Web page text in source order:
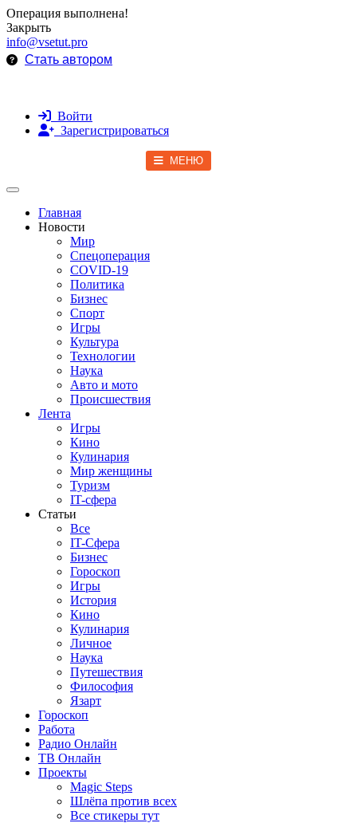
Операция выполнена!
Закрыть
info@vsetut.pro
Стать автором
Войти
Зарегистрироваться
МЕНЮ
Toggle navigation
Главная
Новости
Мир
Спецоперация
COVID-19
Политика
Бизнес
Спорт
Игры
Культура
Технологии
Наука
Авто и мото
Происшествия
Лента
Игры
Кино
Кулинария
Мир женщины
Туризм
IT-сфера
Статьи
Все
IT-Сфера
Бизнес
Гороскоп
Игры
История
Кино
Кулинария
Личное
Наука
Путешествия
Философия
Язарт
Гороскоп
Работа
Радио Онлайн
ТВ Онлайн
Проекты
Magic Steps
Шлёпа против всех
Все стикеры тут